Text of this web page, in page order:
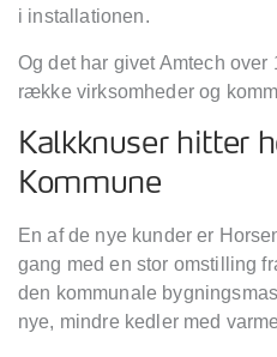
i installationen.
Og det har givet Amtech
række virksomheder og
Kalkknuser hitter
Kommune
En af de nye kunder er
gang med en stor omstilling
den kommunale
nye, mindre kedler med